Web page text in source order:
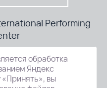
Performing
Moscow, 115054, Russia
обработка
Яндекс
вы